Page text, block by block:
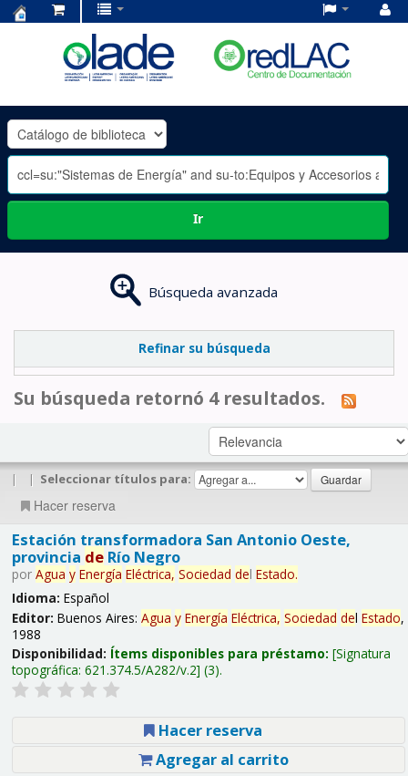
OLADE
-
Ir
Búsqueda avanzada
Refinar su búsqueda
Su búsqueda retornó 4 resultados.
| | Seleccionar títulos para:
Hacer reserva
Estación transformadora San Antonio Oeste,
provincia deRío Negro
por Agua y Energía Eléctrica, Sociedad del Estado.
Idioma: Español
Editor: Buenos Aires: Agua y Energía Eléctrica, Sociedad del Estado,
1988
Disponibilidad: Ítems disponibles para préstamo: Signatura
topográfica: 621.374.5/A282/v.2 (3).
Hacer reserva
Agregar al carrito